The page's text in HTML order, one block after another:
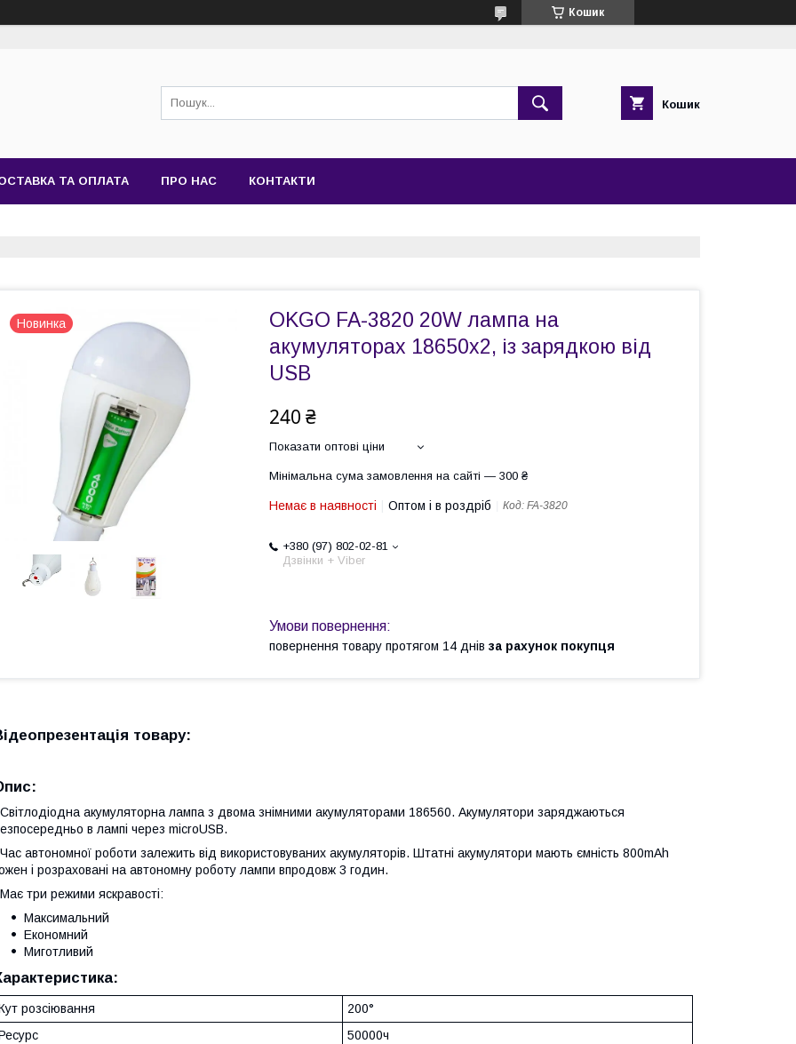
Кошик
Кошик
ТА ОПЛАТА ПРО НАС КОНТАКТИ
Новинка
OKGO FA-3820 20W лампа на
акумуляторах 18650х2, із зарядкою від
USB
240 ₴
Показати оптові ціни
Мінімальна сума замовлення на сайті — 300 ₴
Немає в наявності Оптом і в роздріб Код: FA-3820
+380 (97) 802-02-81
Дзвінки + Viber
повернення товару протягом 14 днів за рахунок покупця
товару:
Світлодіодна акумуляторна лампа з двома знімними акумуляторами 186560. Акумулятори заряджаються
в лампі через microUSB.
Час автономної роботи залежить від використовуваних акумуляторів. Штатні акумулятори мають ємність 800mAh
і розраховані на автономну роботу лампи впродовж 3 годин.
Має три режими яскравості:
Максимальний
Економний
Миготливий
розсіювання
200°
50000ч